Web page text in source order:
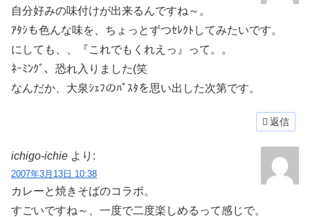
自分好みの味付けが出来るんですね～。
ｱﾀｼも色んな味を、ちょっとずつｾﾚｸﾄしてみたいです。
にしても、、『これでもくれえっ』って。。
ﾈｰﾐﾝｸﾞ、恐れ入りました(笑
なんだか、大泉ｼｪﾌのﾊﾟｽﾀを思い出した次第です。
返信
ichigo-ichie より:
2007年3月13日 10:38
カレーと焼きそばのコラボ。
すごいですね～、一度で二度楽しめるって感じで。